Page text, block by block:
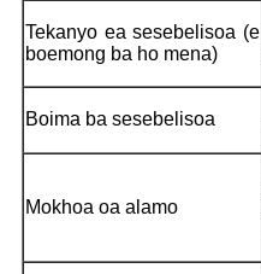
Tekanyo ea sesebelisoa (e
boemong ba ho mena)
Boima ba sesebelisoa
Mokhoa oa alamo